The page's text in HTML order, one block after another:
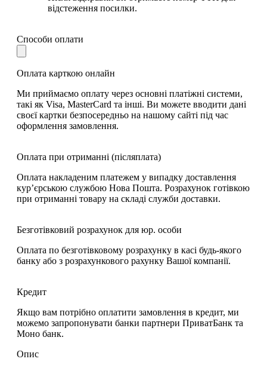
відстеження посилки.
Способи оплати
Оплата карткою онлайн
Ми приймаємо оплату через основні платіжні системи,
такі як Visa, MasterCard та інші. Ви можете вводити дані
своєї картки безпосередньо на нашому сайті під час
оформлення замовлення.
Оплата при отриманні (післяплата)
Оплата накладеним платежем у випадку доставлення
кур’єрською службою Нова Пошта. Розрахунок готівкою
при отриманні товару на складі служби доставки.
Безготівковий розрахунок для юр. особи
Оплата по безготівковому розрахунку в касі будь-якого
банку або з розрахункового рахунку Вашої компанії.
Кредит
Якщо вам потрібно оплатити замовлення в кредит, ми
можемо запропонувати банки партнери ПриватБанк та
Моно банк.
Опис